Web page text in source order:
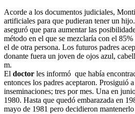
Acorde a los documentos judiciales,
artificiales para que pudieran tener un
aseguró que para aumentar las
método en el que se mezclaría con el
el de otra persona. Los futuros padres
donante fuera un joven de ojos azul,
m.
El doctor les informó que había
entonces los padres aceptaron. Prosiguió
inseminaciones; tres por mes. Una en
1980. Hasta que quedó embarazada en
mayo de 1981 pero decidieron mantenerlo